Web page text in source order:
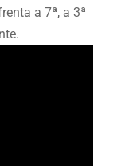
a 7ª, a 3ª